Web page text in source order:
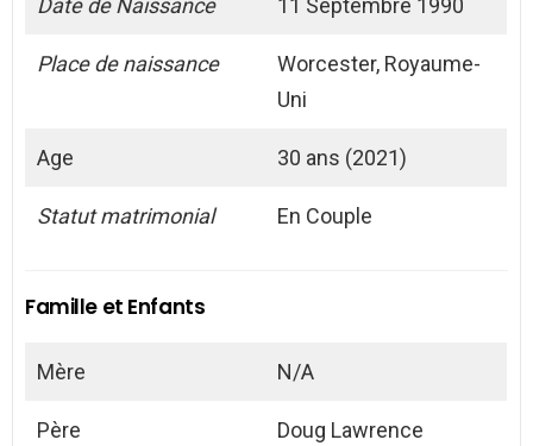
Date de Naissance 11 Septembre 1990
Place de naissance
Worcester, Royaume-
Uni
Age 30 ans (2021)
Statut matrimonial En Couple
Famille et Enfants
Mère N/A
Père Doug Lawrence